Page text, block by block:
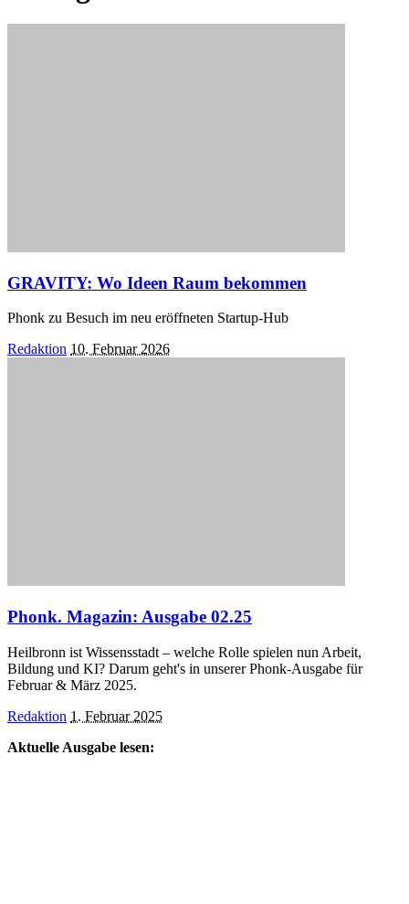
GRAVITY: Wo Ideen Raum bekommen
Phonk zu Besuch im neu eröffneten Startup-Hub
Posted
Redaktion 10. Februar 2026
Phonk. Magazin: Ausgabe 02.25
Heilbronn ist Wissensstadt – welche Rolle spielen nun Arbeit,
Bildung und KI? Darum geht's in unserer Phonk-Ausgabe für
Februar & März 2025.
Posted
Redaktion 1. Februar 2025
Aktuelle Ausgabe lesen: